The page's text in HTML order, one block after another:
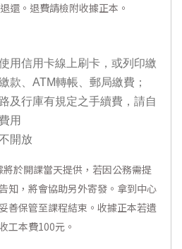
還。退費請檢附收據正本。
用信用卡線上刷卡，或列印繳
款、ATM轉帳、郵局繳費；
及行庫有規定之手續費，請自
用
開放
於開課當天提供，若因公務需提
知，將會協助另外寄發。拿到中心
善保管至課程結束。收據正本若遺
工本費100元。